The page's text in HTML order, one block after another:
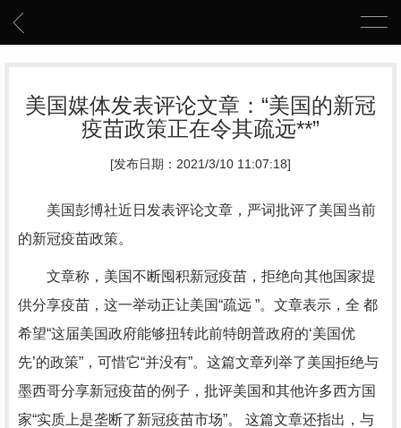
美国媒体发表评论文章：“美国的新冠
疫苗政策正在令其疏远**”
[发布日期：2021/3/10 11:07:18]
美国彭博社近日发表评论文章，严词批评了美国当前
的新冠疫苗政策。
文章称，美国不断囤积新冠疫苗，拒绝向其他国家提
供分享疫苗，这一举动正让美国“疏远 ”。文章表示，全 都
希望“这届美国政府能够扭转此前特朗普政府的‘美国优
先’的政策”，可惜它“并没有”。这篇文章列举了美国拒绝与
墨西哥分享新冠疫苗的例子，批评美国和其他许多西方国
家“实质上是垄断了新冠疫苗市场”。 这篇文章还指出，与